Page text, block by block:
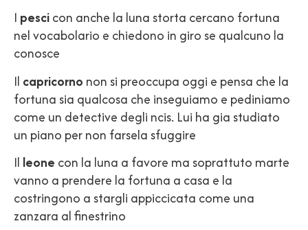
I pescicon anche la luna storta cercano fortuna
nel vocabolario e chiedono in giro se qualcuno la
conosce
Il capricorno non si preoccupa oggi e pensa che la
fortuna sia qualcosa che inseguiamo e pediniamo
come un detective degli ncis. Lui ha gia studiato
un piano per non farsela sfuggire
Il leone con la luna a favore ma soprattuto marte
vanno a prendere la fortuna a casa e la
costringono a stargli appiccicata come una
zanzara al finestrino